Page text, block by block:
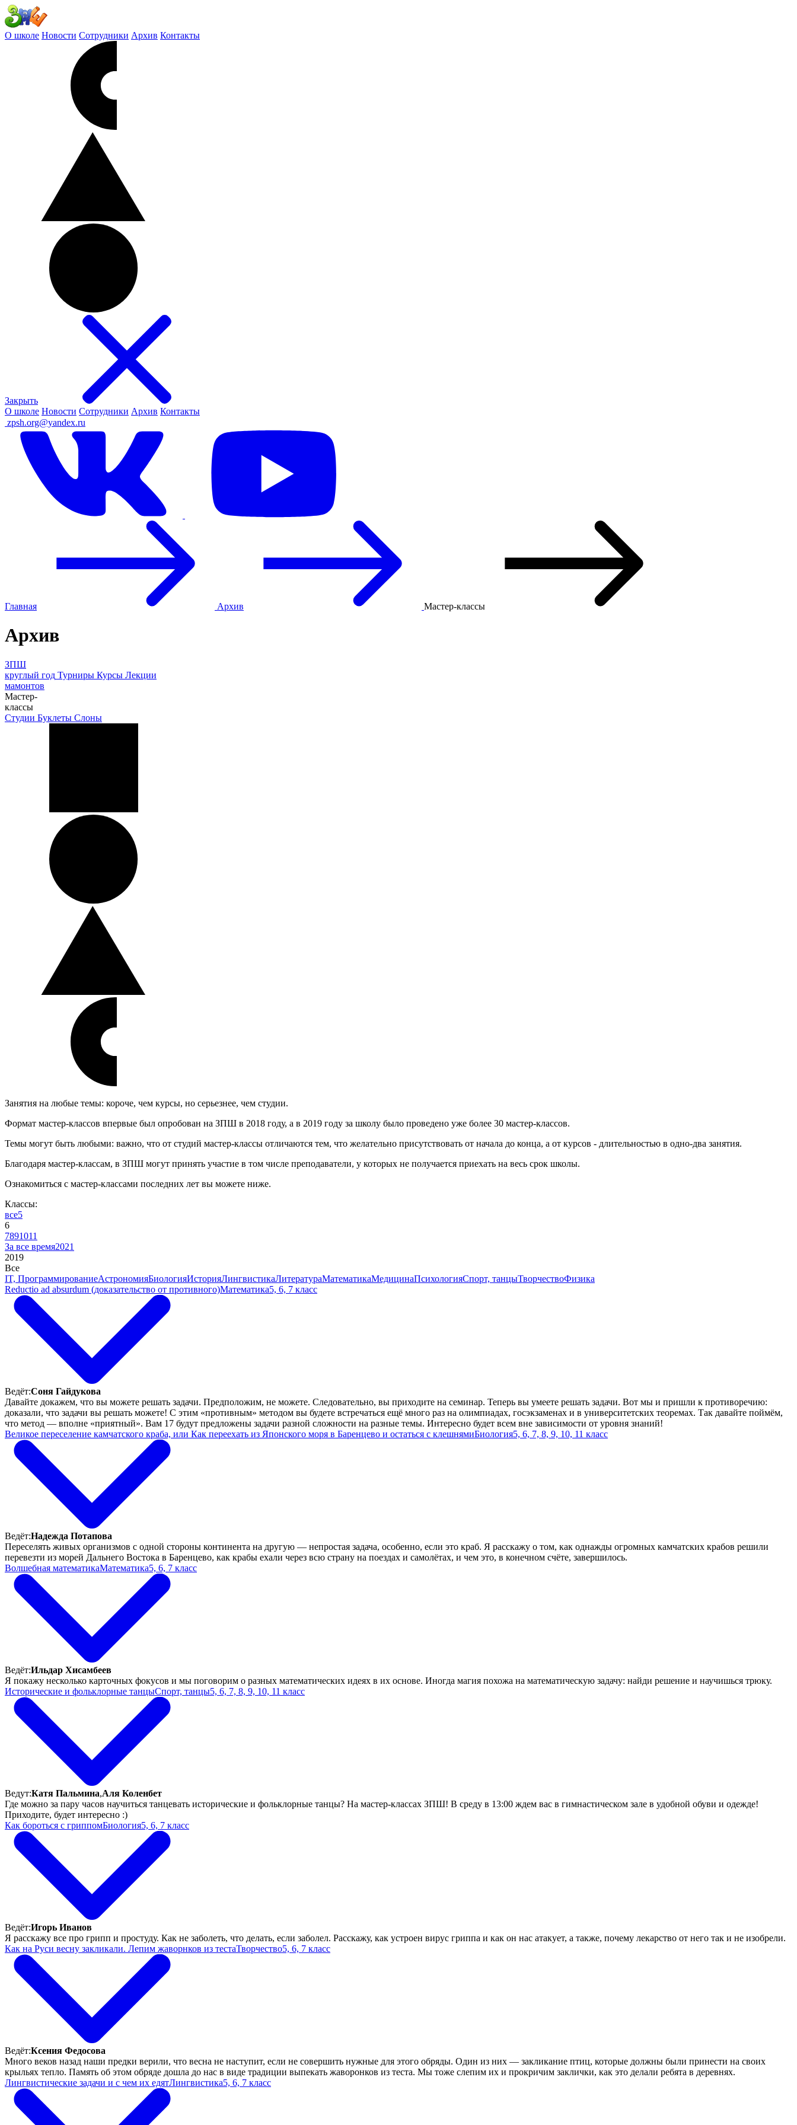
О школе Новости Сотрудники Архив Контакты
Закрыть
О школе Новости Сотрудники Архив Контакты
zpsh.org@yandex.ru
Главная Архив Мастер-классы
Архив
ЗПШ
круглый год Турниры Курсы Лекции
мамонтов
Мастер-
классы
Студии Буклеты Слоны
Занятия на любые темы: короче, чем курсы, но серьезнее, чем студии.
Формат мастер-классов впервые был опробован на ЗПШ в 2018 году, а в 2019 году за школу было проведено уже более 30 мастер-классов.
Темы могут быть любыми: важно, что от студий мастер-классы отличаются тем, что желательно присутствовать от начала до конца, а от курсов - длительностью в одно-два занятия.
Благодаря мастер-классам, в ЗПШ могут принять участие в том числе преподаватели, у которых не получается приехать на весь срок школы.
Ознакомиться с мастер-классами последних лет вы можете ниже.
Классы:
все5
6
7891011
За все время2021
2019
Все
IT, ПрограммированиеАстрономияБиологияИсторияЛингвистикаЛитератураМатематикаМедицинаПсихологияСпорт, танцыТворчествоФизика
Reductio ad absurdum (доказательство от противного)Математика5, 6, 7 класс
Ведёт:Соня Гайдукова
Давайте докажем, что вы можете решать задачи. Предположим, не можете. Следовательно, вы приходите на семинар. Теперь вы умеете решать задачи. Вот мы и пришли к противоречию:
доказали, что задачи вы решать можете! С этим «противным» методом вы будете встречаться ещё много раз на олимпиадах, госэкзаменах и в университетских теоремах. Так давайте поймём,
что метод — вполне «приятный». Вам 17 будут предложены задачи разной сложности на разные темы. Интересно будет всем вне зависимости от уровня знаний!
Великое переселение камчатского краба, или Как переехать из Японского моря в Баренцево и остаться с клешнямиБиология5, 6, 7, 8, 9, 10, 11 класс
Ведёт:Надежда Потапова
Переселять живых организмов с одной стороны континента на другую — непростая задача, особенно, если это краб. Я расскажу о том, как однажды огромных камчатских крабов решили
перевезти из морей Дальнего Востока в Баренцево, как крабы ехали через всю страну на поездах и самолётах, и чем это, в конечном счёте, завершилось.
Волшебная математикаМатематика5, 6, 7 класс
Ведёт:Ильдар Хисамбеев
Я покажу несколько карточных фокусов и мы поговорим о разных математических идеях в их основе. Иногда магия похожа на математическую задачу: найди решение и научишься трюку.
Исторические и фольклорные танцыСпорт, танцы5, 6, 7, 8, 9, 10, 11 класс
Ведут:Катя Пальмина,Аля Коленбет
Где можно за пару часов научиться танцевать исторические и фольклорные танцы? На мастер-классах ЗПШ! В среду в 13:00 ждем вас в гимнастическом зале в удобной обуви и одежде!
Приходите, будет интересно :)
Как бороться с гриппомБиология5, 6, 7 класс
Ведёт:Игорь Иванов
Я расскажу все про грипп и простуду. Как не заболеть, что делать, если заболел. Расскажу, как устроен вирус гриппа и как он нас атакует, а также, почему лекарство от него так и не изобрели.
Как на Руси весну закликали. Лепим жаворнков из тестаТворчество5, 6, 7 класс
Ведёт:Ксения Федосова
Много веков назад наши предки верили, что весна не наступит, если не совершить нужные для этого обряды. Один из них — закликание птиц, которые должны были принести на своих
крыльях тепло. Память об этом обряде дошла до нас в виде традиции выпекать жаворонков из теста. Мы тоже слепим их и прокричим заклички, как это делали ребята в деревнях.
Лингвистические задачи и с чем их едятЛингвистика5, 6, 7 класс